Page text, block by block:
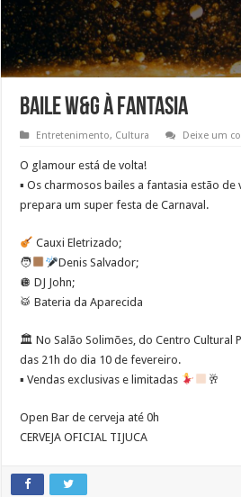
BAILE W&G à Fantasia
Entretenimento, Cultura Deixe um
O glamour está de volta!
▪︎ Os charmosos bailes a fantasia estão de
prepara um super festa de Carnaval.
Cauxi Eletrizado;
🧑
Denis Salvador;
🪩 DJ John;
🥁 Bateria da Aparecida
🏛️ No Salão Solimões, do Centro Cultural
das 21h do dia 10 de fevereiro.
▪︎ Vendas exclusivas e limitadas 🥂
Open Bar de cerveja até 0h
CERVEJA OFICIAL TIJUCA